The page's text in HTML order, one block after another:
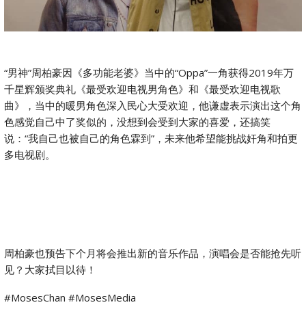
“男神”周柏豪因《多功能老婆》当中的“Oppa”一角获得2019年万
千星辉颁奖典礼《最受欢迎电视男角色》和《最受欢迎电视歌
曲》，当中的暖男角色深入民心大受欢迎，他谦虚表示演出这个角
色感觉自己中了奖似的，没想到会受到大家的喜爱，还搞笑
说：“我自己也被自己的角色霖到”，未来他希望能挑战奸角和拍更
多电视剧。
周柏豪也预告下个月将会推出新的音乐作品，演唱会是否能抢先听
见？大家拭目以待！
#MosesChan #MosesMedia